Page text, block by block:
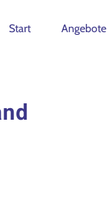
Start Angebote